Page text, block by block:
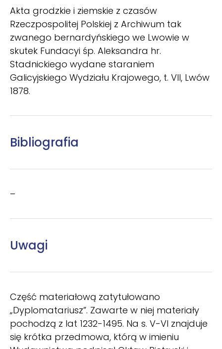
Akta grodzkie i ziemskie z czasów
Rzeczpospolitej Polskiej z Archiwum tak
zwanego bernardyńskiego we Lwowie w
skutek Fundacyi śp. Aleksandra hr.
Stadnickiego wydane staraniem
Galicyjskiego Wydziału Krajowego, t. VII, Lwów
1878.
Bibliografia
–
Uwagi
Część materiałową zatytułowano
„Dyplomatariusz”. Zawarte w niej materiały
pochodzą z lat 1232-1495. Na s. V-VI znajduje
się krótka przedmowa, którą w imieniu